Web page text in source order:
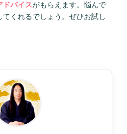
ドバイスがもらえます。悩んで
くれるでしょう。ぜひお試し